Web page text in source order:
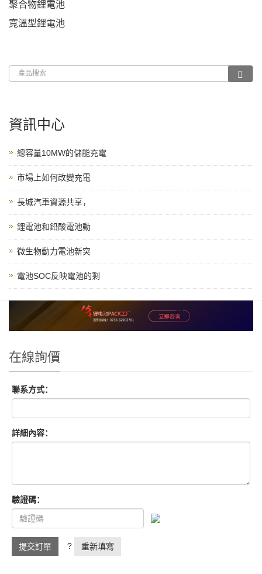
聚合物鋰電池
寬溫型鋰電池
資訊中心
總容量10MW的儲能充電
市場上如何改變充電
長城汽車資源共享，
鋰電池和鉛酸電池動
微生物動力電池新突
電池SOC反映電池的剩
在線詢價
聯系方式：
詳細內容：
驗證碼：
提交訂單 ? 重新填寫